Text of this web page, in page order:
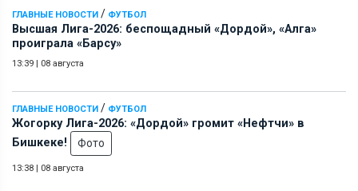
ГЛАВНЫЕ НОВОСТИ / ФУТБОЛ
Высшая Лига-2026: беспощадный «Дордой», «Алга»
проиграла «Барсу»
13:39 08 августа
ГЛАВНЫЕ НОВОСТИ / ФУТБОЛ
Жогорку Лига-2026: «Дордой» громит «Нефтчи» в
Бишкеке!
Фото
13:38 08 августа